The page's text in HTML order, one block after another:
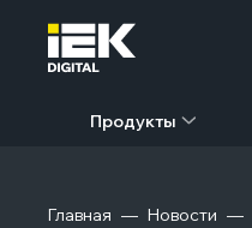
Продукты
Главная Новости